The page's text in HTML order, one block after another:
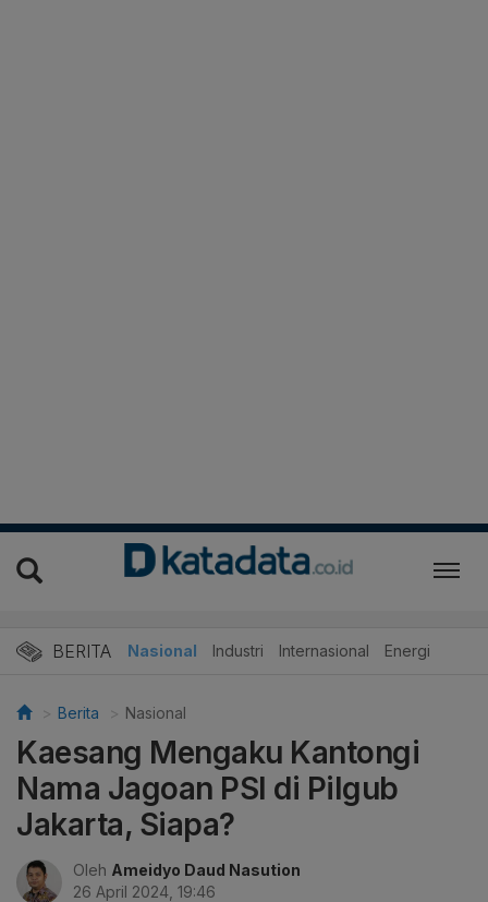
BERITA Nasional Industri Internasional Energi
Berita Nasional
Kaesang Mengaku Kantongi
Nama Jagoan PSI di Pilgub
Jakarta, Siapa?
Oleh Ameidyo Daud Nasution
26 April 2024, 19:46